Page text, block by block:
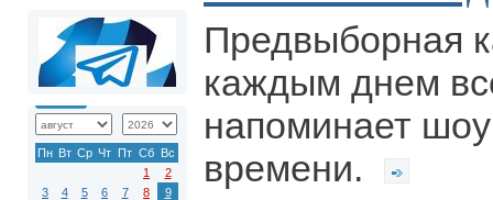
Пн Вт Ср Чт Пт Сб Вс
1
2
3
4 5 6 7 8
9
Предвыборная
каждым днем
напоминает
времени.